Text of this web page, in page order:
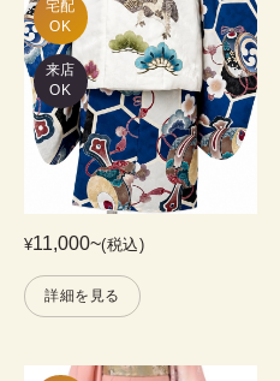
宅配
OK
来店
OK
¥11,000~(税込)
詳細を見る